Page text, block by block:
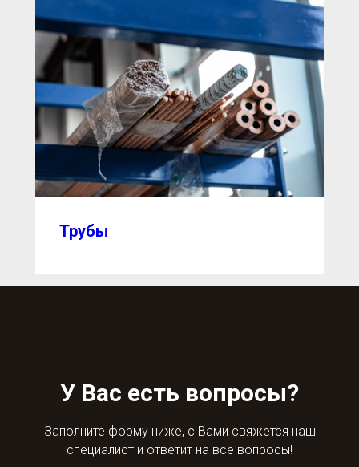
Трубы
У Вас есть вопросы?
Заполните форму ниже, с Вами свяжется наш
специалист и ответит на все вопросы!